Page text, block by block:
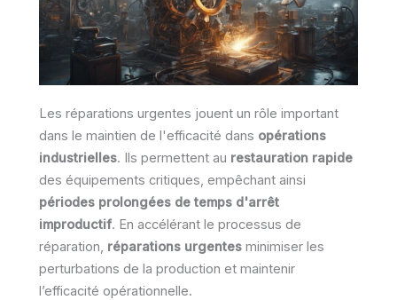
Les réparations urgentes jouent un rôle important
dans le maintien de l'efficacité dans opérations
industrielles. Ils permettent au restauration rapide
des équipements critiques, empêchant ainsi
périodes prolongées de temps d'arrêt
improductif. En accélérant le processus de
réparation, réparations urgentes minimiser les
perturbations de la production et maintenir
l’efficacité opérationnelle.